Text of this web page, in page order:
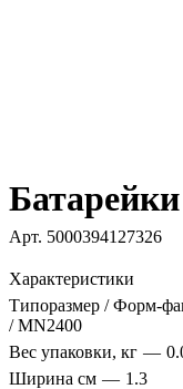
Арт. 5000394127326
Характеристики
Типоразмер / Форм-
/ MN2400
Вес упаковки, кг —
Ширина см — 1.3